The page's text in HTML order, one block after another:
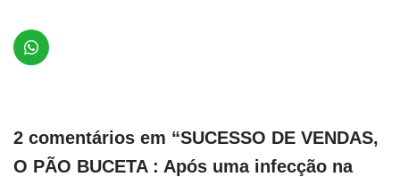
2 comentários em “SUCESSO DE VENDAS,
O PÃO BUCETA : Após uma infecção na